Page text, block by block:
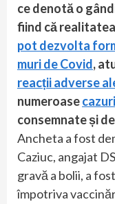
ce denotă o
fiind că
pot dezvolta
muri de Covid,
reacții adverse
numeroase
consemnate și
Ancheta a fost
Caziuc, angajat
gravă a bolii, a
împotriva